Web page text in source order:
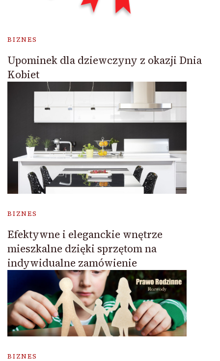
BIZNES
Upominek dla dziewczyny z okazji Dnia
Kobiet
BIZNES
Efektywne i eleganckie wnętrze
mieszkalne dzięki sprzętom na
indywidualne zamówienie
BIZNES